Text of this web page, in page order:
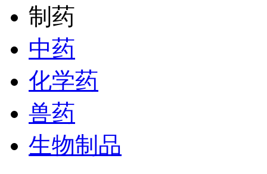
制药
中药
化学药
兽药
生物制品